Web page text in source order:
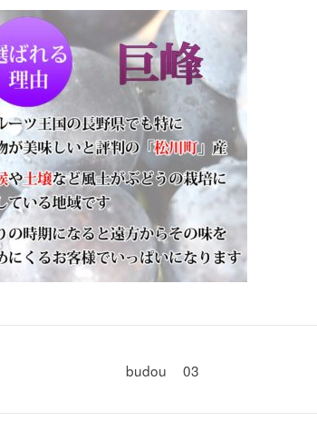
budou__03